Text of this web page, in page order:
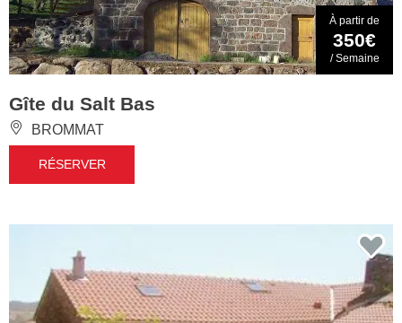
À partir de
350€
/ Semaine
Gîte du Salt Bas
BROMMAT
RÉSERVER